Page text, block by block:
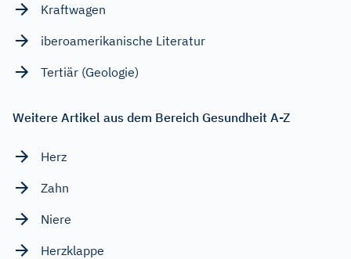
Kraftwagen
iberoamerikanische Literatur
Tertiär (Geologie)
Weitere Artikel aus dem Bereich Gesundheit A-Z
Herz
Zahn
Niere
Herzklappe